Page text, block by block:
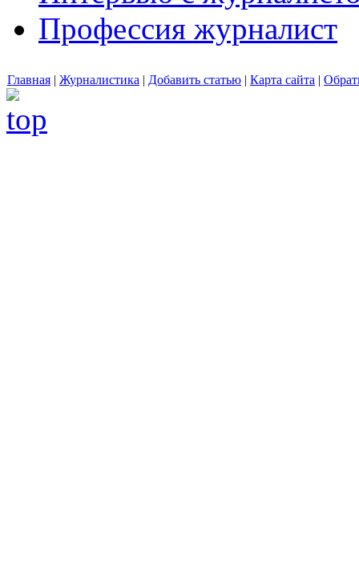
Профессия журналист
Главная | Журналистика | Добавить статью | Карта сайта |